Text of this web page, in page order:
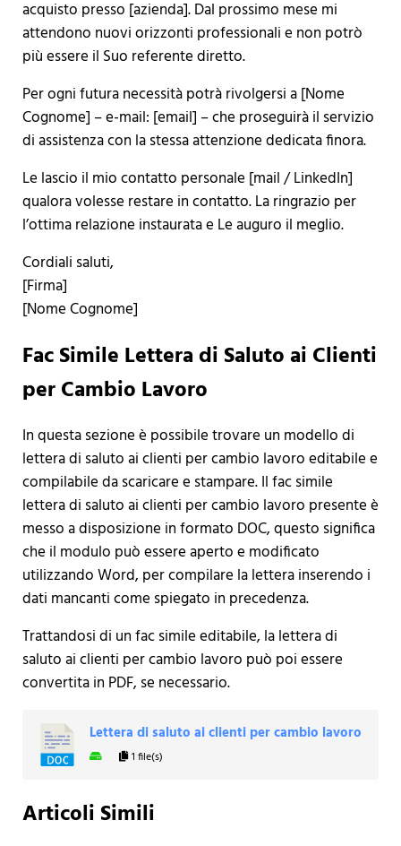
acquisto presso [azienda]. Dal prossimo mese mi
attendono nuovi orizzonti professionali e non potrò
più essere il Suo referente diretto.
Per ogni futura necessità potrà rivolgersi a [Nome
Cognome] – e-mail: [email] – che proseguirà il servizio
di assistenza con la stessa attenzione dedicata finora.
Le lascio il mio contatto personale [mail / LinkedIn]
qualora volesse restare in contatto. La ringrazio per
l’ottima relazione instaurata e Le auguro il meglio.
Cordiali saluti,
[Firma]
[Nome Cognome]
Fac Simile Lettera di Saluto ai Clienti
per Cambio Lavoro
In questa sezione è possibile trovare un modello di
lettera di saluto ai clienti per cambio lavoro editabile e
compilabile da scaricare e stampare. Il fac simile
lettera di saluto ai clienti per cambio lavoro presente è
messo a disposizione in formato DOC, questo significa
che il modulo può essere aperto e modificato
utilizzando Word, per compilare la lettera inserendo i
dati mancanti come spiegato in precedenza.
Trattandosi di un fac simile editabile, la lettera di
saluto ai clienti per cambio lavoro può poi essere
convertita in PDF, se necessario.
Lettera di saluto ai clienti per cambio lavoro
1 file(s)
Articoli Simili